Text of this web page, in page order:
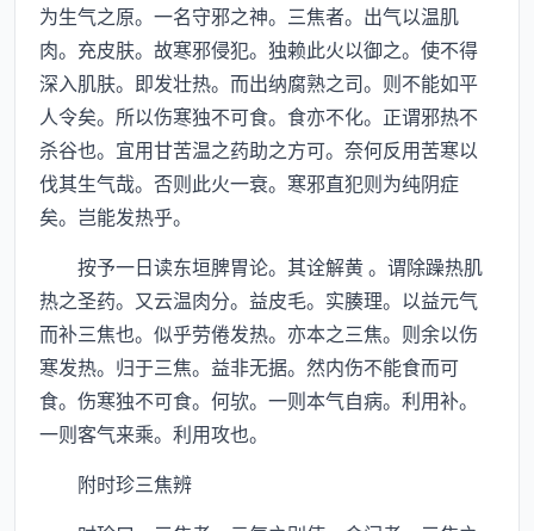
为生气之原。一名守邪之神。三焦者。出气以温肌
肉。充皮肤。故寒邪侵犯。独赖此火以御之。使不得
深入肌肤。即发壮热。而出纳腐熟之司。则不能如平
人令矣。所以伤寒独不可食。食亦不化。正谓邪热不
杀谷也。宜用甘苦温之药助之方可。奈何反用苦寒以
伐其生气哉。否则此火一衰。寒邪直犯则为纯阴症
矣。岂能发热乎。
按予一日读东垣脾胃论。其诠解黄 。谓除躁热肌
热之圣药。又云温肉分。益皮毛。实腠理。以益元气
而补三焦也。似乎劳倦发热。亦本之三焦。则余以伤
寒发热。归于三焦。益非无据。然内伤不能食而可
食。伤寒独不可食。何欤。一则本气自病。利用补。
一则客气来乘。利用攻也。
附时珍三焦辨